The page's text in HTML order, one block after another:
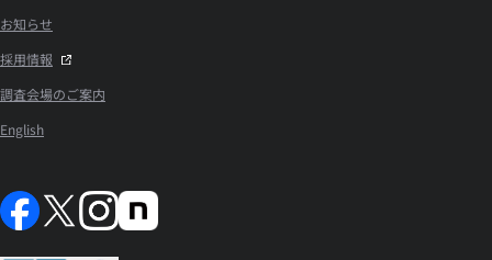
お知らせ
採用情報
調査会場のご案内
English